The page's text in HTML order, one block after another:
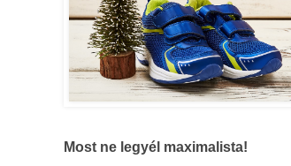
Most ne legyél maximalista!